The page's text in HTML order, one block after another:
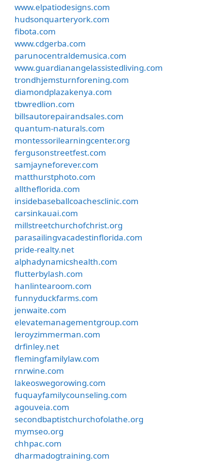
www.elpatiodesigns.com
hudsonquarteryork.com
fibota.com
www.cdgerba.com
parunocentraldemusica.com
www.guardianangelassistedliving.com
trondhjemsturnforening.com
diamondplazakenya.com
tbwredlion.com
billsautorepairandsales.com
quantum-naturals.com
montessorilearningcenter.org
fergusonstreetfest.com
samjayneforever.com
matthurstphoto.com
alltheflorida.com
insidebaseballcoachesclinic.com
carsinkauai.com
millstreetchurchofchrist.org
parasailingvacadestinflorida.com
pride-realty.net
alphadynamicshealth.com
flutterbylash.com
hanlintearoom.com
funnyduckfarms.com
jenwaite.com
elevatemanagementgroup.com
leroyzimmerman.com
drfinley.net
flemingfamilylaw.com
rnrwine.com
lakeoswegorowing.com
fuquayfamilycounseling.com
agouveia.com
secondbaptistchurchofolathe.org
mymseo.org
chhpac.com
dharmadogtraining.com